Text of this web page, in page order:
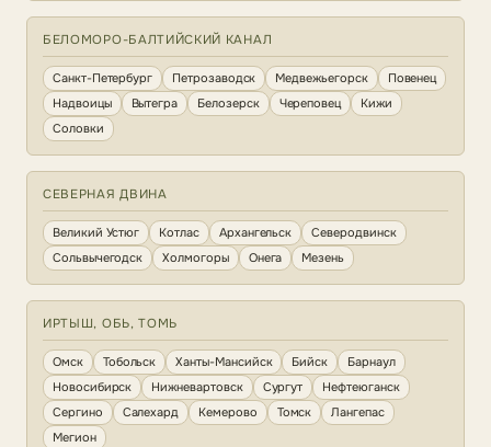
БЕЛОМОРО-БАЛТИЙСКИЙ КАНАЛ
Санкт-Петербург Петрозаводск Медвежьегорск
Повенец
Надвоицы
Вытегра Белозерск Череповец
Кижи
Соловки
СЕВЕРНАЯ ДВИНА
Великий Устюг Котлас Архангельск
Северодвинск
Сольвычегодск
Холмогоры Онега Мезень
ИРТЫШ, ОБЬ, ТОМЬ
Омск Тобольск Ханты-Мансийск Бийск
Барнаул
Новосибирск
Нижневартовск Сургут
Нефтеюганск
Сергино
Салехард Кемерово Томск
Лангепас
Мегион